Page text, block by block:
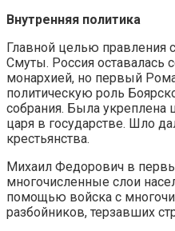
Внутренняя политика
Главной целью правления
Смуты. Россия оставалась
монархией, но первый
политическую роль
собрания. Была укреплена
царя в государстве. Шло
крестьянства.
Михаил Федорович в
многочисленные слои
помощью войска с
разбойников, терзавших